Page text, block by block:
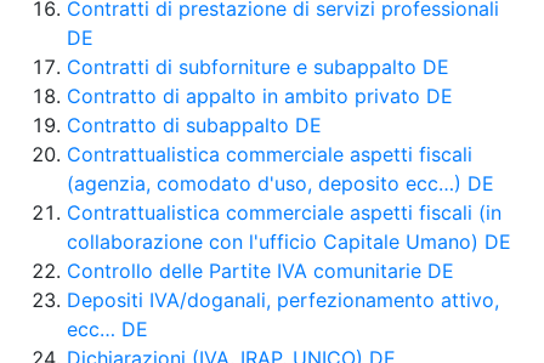
Contratti di prestazione di servizi professionali
DE
Contratti di subforniture e subappalto DE
Contratto di appalto in ambito privato DE
Contratto di subappalto DE
Contrattualistica commerciale aspetti fiscali
(agenzia, comodato d'uso, deposito ecc…) DE
Contrattualistica commerciale aspetti fiscali (in
collaborazione con l'ufficio Capitale Umano) DE
Controllo delle Partite IVA comunitarie DE
Depositi IVA/doganali, perfezionamento attivo,
ecc… DE
Dichiarazioni (IVA, IRAP, UNICO) DE